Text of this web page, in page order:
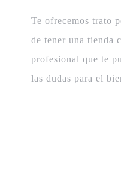
Te ofrecemos trato
de tener una tienda
profesional que te
las dudas para el